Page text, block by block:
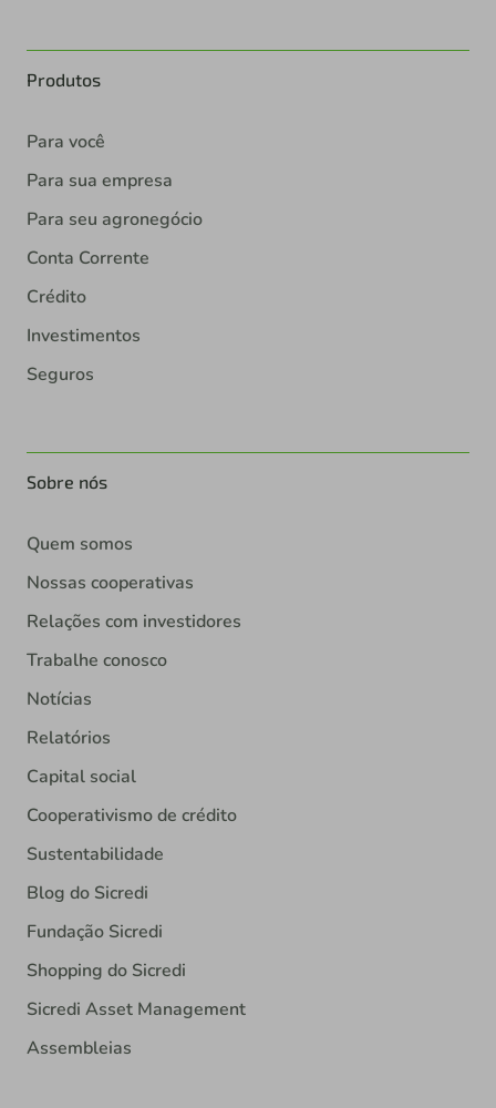
Produtos
Para você
Para sua empresa
Para seu agronegócio
Conta Corrente
Crédito
Investimentos
Seguros
Sobre nós
Quem somos
Nossas cooperativas
Relações com investidores
Trabalhe conosco
Notícias
Relatórios
Capital social
Cooperativismo de crédito
Sustentabilidade
Blog do Sicredi
Fundação Sicredi
Shopping do Sicredi
Sicredi Asset Management
Assembleias